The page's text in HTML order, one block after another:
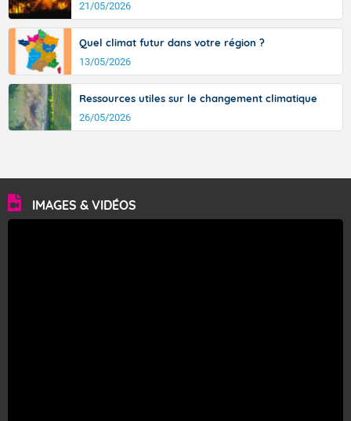
21/05/2026
Quel climat futur dans votre région ?
13/05/2026
Ressources utiles sur le changement climatique
26/05/2026
IMAGES & VIDÉOS